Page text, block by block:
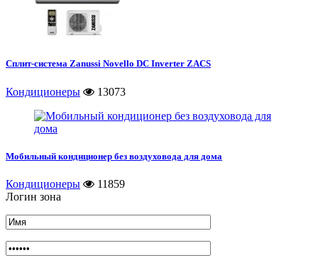
Сплит-система Zanussi Novello DC Inverter ZACS
Кондиционеры 13073
Мобильный кондиционер без воздуховода для дома
Кондиционеры
11859
Логин зона